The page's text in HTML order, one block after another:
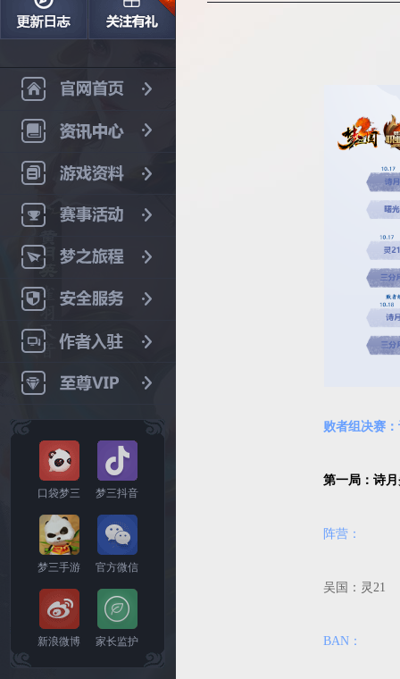
口袋梦三 梦三抖音
梦三手游 官方微信
新浪微博 家长监护
败者组决赛
第一局：诗
阵营：
吴国：灵
BAN：